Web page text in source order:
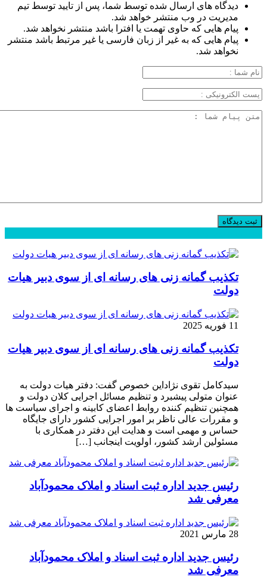
دیدگاه های ارسال شده توسط شما، پس از تایید توسط تیم
مدیریت در وب منتشر خواهد شد.
پیام هایی که حاوی تهمت یا افترا باشد منتشر نخواهد شد.
پیام هایی که به غیر از زبان فارسی یا غیر مرتبط باشد منتشر
نخواهد شد.
تکذیب گمانه زنی های رسانه ای از سوی دبیر هیات
دولت
11 فوریه 2025
تکذیب گمانه زنی های رسانه ای از سوی دبیر هیات
دولت
سیدکامل تقوی نژاداین خصوص گفت: دفتر هیات دولت به
عنوان متولی پیشبرد و تنظیم مسائل اجرایی کلان دولت و
همچنین تنظیم کننده روابط اعضای کابینه و اجرای سیاست ها
و مقررات عالی ناظر بر امور اجرایی کشور دارای جایگاه
حساس و مهمی است و هدایت این دفتر در همکاری با
مسئولین ارشد کشور، اولویت اینجانب […]
رئیس جدید اداره ثبت اسناد و املاک محمودآباد
معرفی شد
28 مارس 2021
رئیس جدید اداره ثبت اسناد و املاک محمودآباد
معرفی شد